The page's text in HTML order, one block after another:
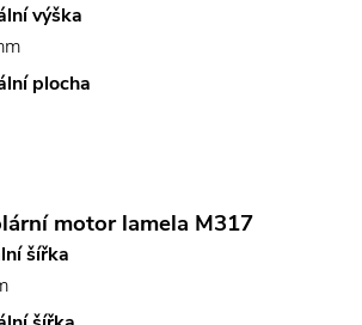
výška
plocha
motor lamela M317
šířka